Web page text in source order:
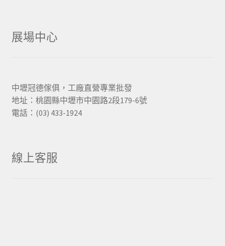
展場中心
中壢冠德傢俱，工廠直營專業批發
地址：桃園縣中壢市中園路2段179-6號
電話：(03) 433-1924
線上客服